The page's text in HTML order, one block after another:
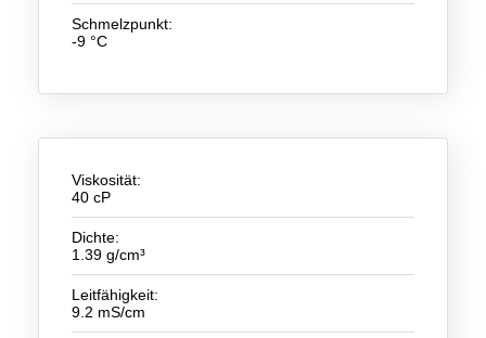
Funktionsfluide & Additive
Toxizität von ionischen Flüssigkeiten
Über Uns
Unternehmen
Team
Schmelzpunkt:
-9 °C
Viskosität:
40 cP
Dichte:
1.39 g/cm³
Leitfähigkeit:
9.2 mS/cm